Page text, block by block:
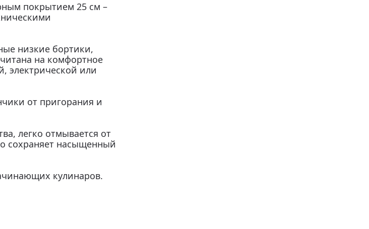
покрытием 25 см –
низкие бортики,
на комфортное
электрической или
от пригорания и
легко отмывается от
сохраняет насыщенный
кулинаров.